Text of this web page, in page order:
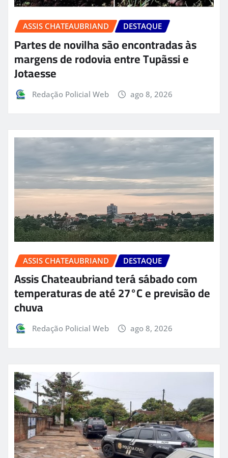
ASSIS CHATEAUBRIAND DESTAQUE
Partes de novilha são encontradas às
margens de rodovia entre Tupãssi e
Jotaesse
Redação Policial Web ago 8, 2026
ASSIS CHATEAUBRIAND DESTAQUE
Assis Chateaubriand terá sábado com
temperaturas de até 27°C e previsão de
chuva
Redação Policial Web ago 8, 2026